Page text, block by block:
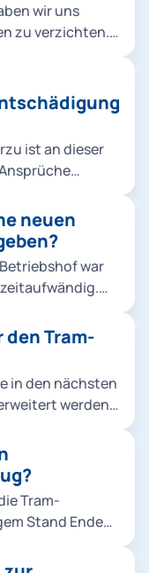
so effizient wie
der
wir uns
zu verzichten.
erhöht. Daher
veranschlagten
Posten
Option wären
des
ist an dieser
zeigen.
neuen
war
werden. In
2018 haben
Eine detaillierte
der
erst bei einer
die mittlerweile
Tram-
in den nächsten
werden.
Strecken
dass
wird: Die
Stadtteile im
U-Bahnlinien
Tram-
Stand Ende